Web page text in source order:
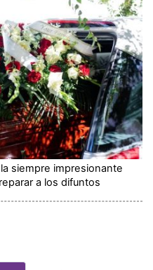
siempre impresionante
a los difuntos